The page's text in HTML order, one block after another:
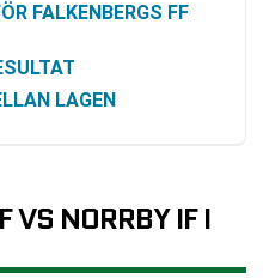
FALKENBERGS FF
LAGEN
FF VS
VS NORRBY IF I